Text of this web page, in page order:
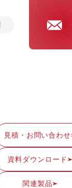
見積・ お問い合わせ
資料ダウンロード
関連製品